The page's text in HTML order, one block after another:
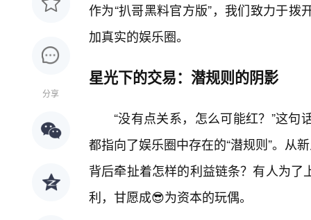
分享
作为“扒哥黑料官方版”，我们致力于
加真实的娱乐圈。
星光下的交易：潜规则的阴影
“没有点关系，怎么可能红？”这
都指向了娱乐圈中存在的“潜规则”。从
背后牵扯着怎样的利益链条？有人为
利，甘愿成😎为资本的玩偶。